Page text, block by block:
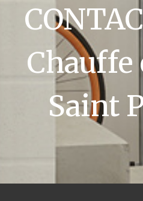
Chauffe
Saint